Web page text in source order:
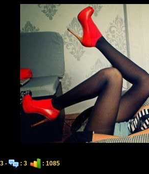
- : 3 : 1085